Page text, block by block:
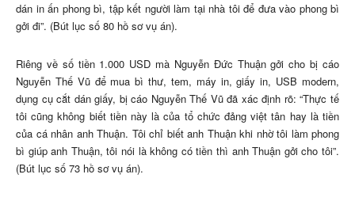
dán in ấn phong bì, tập kết người làm tại nhà tôi để đưa vào phong bì
gởi đi”. (Bút lục số 80 hồ sơ vụ án).
Riêng về số tiền 1.000 USD mà Nguyễn Đức Thuận gởi cho bị cáo
Nguyễn Thế Vũ để mua bì thư, tem, máy in, giấy in, USB modern,
dụng cụ cắt dán giấy, bị cáo Nguyễn Thế Vũ đã xác định rõ: “Thực tế
tôi cũng không biết tiền này là của tổ chức đảng việt tân hay là tiền
của cá nhân anh Thuận. Tôi chỉ biết anh Thuận khi nhờ tôi làm phong
bì giúp anh Thuận, tôi nói là không có tiền thì anh Thuận gởi cho tôi”.
(Bút lục số 73 hồ sơ vụ án).